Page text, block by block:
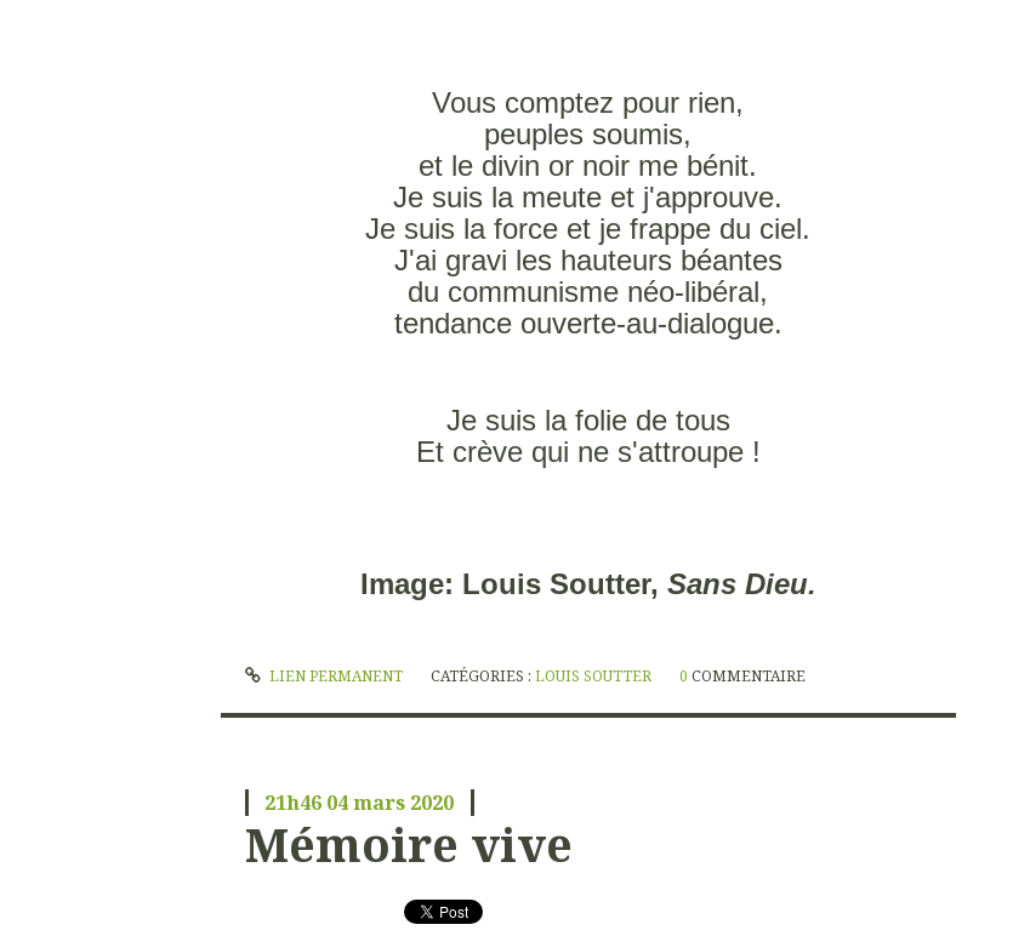
Vous comptez pour rien,
peuples soumis,
et le divin or noir me bénit.
Je suis la meute et j'approuve.
Je suis la force et je frappe du ciel.
J'ai gravi les hauteurs béantes
du communisme néo-libéral,
tendance ouverte-au-dialogue.
Je suis la folie de tous
Et crève qui ne s'attroupe !
Image: Louis Soutter, Sans Dieu.
LIEN PERMANENT CATÉGORIES :LOUIS SOUTTER 0 COMMENTAIRE
21h46 04mars 2020
Mémoire vive